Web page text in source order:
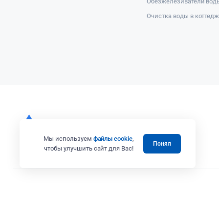
Очистка воды в
Мы используем файлы cookie,
чтобы улучшить сайт для Вас!
Понял